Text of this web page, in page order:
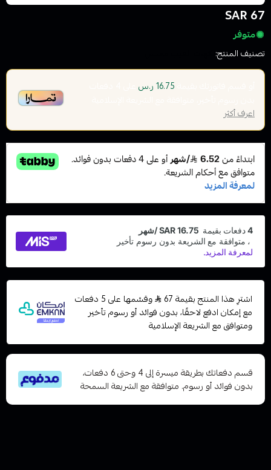
67 SAR
متوفر
تصنيف المنتج:
16.75 ر.س
اعرف أكثر
اشترِ هذا المنتج بقيمة 67
وقسّمها على 5 دفعات
مع إمكان ادفع لاحقًا، بدون فوائد أو رسوم تأخير
ومتوافق مع الشريعة الإسلامية
قسم دفعاتك بطريقة ميسرة إلى 4 وحتى 6 دفعات،
بدون فوائد أو رسوم. متوافقة مع الشريعة السمحة